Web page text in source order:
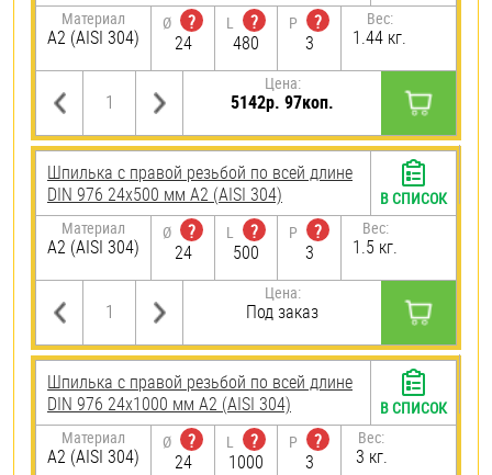
Материал
А2 (AISI 304)
Ø
?
24
L
?
480
P
?
3
Вес:
1.44 кг.
Цена:
5142р. 97коп.
Шпилька с правой резьбой по всей длине
DIN 976 24х500 мм А2 (AISI 304)
Материал
А2 (AISI 304)
Ø
?
24
L
?
500
P
?
3
Вес:
1.5 кг.
Цена:
Под заказ
В СПИСОК
Шпилька с правой резьбой по всей длине
DIN 976 24х1000 мм А2 (AISI 304)
Материал
А2 (AISI 304)
Ø
?
24
L
?
1000
P
?
3
Вес:
3 кг.
В СПИСОК